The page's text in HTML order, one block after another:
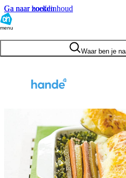
Ga naar hoofdinhoud
Ga naar zoeken
menu
Waar ben je